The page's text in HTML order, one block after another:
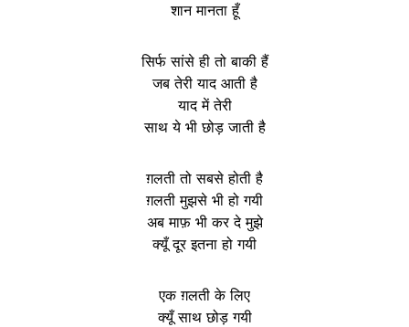
शान मानता हूँ
सिर्फ सांसे ही तो बाकी हैं
जब तेरी याद आती है
याद में तेरी
साथ ये भी छोड़ जाती है
ग़लती तो सबसे होती है
ग़लती मुझसे भी हो गयी
अब माफ़ भी कर दे मुझे
क्यूँ दूर इतना हो गयी
एक ग़लती के लिए
क्यूँ साथ छोड़ गयी